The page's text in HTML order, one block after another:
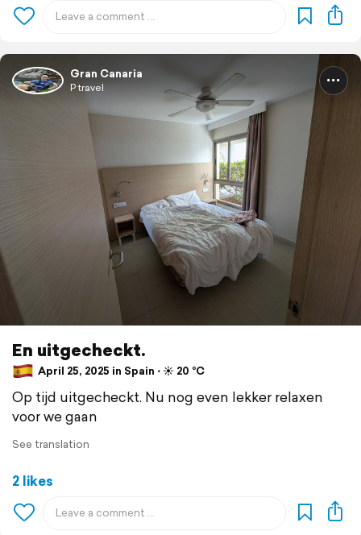
Gran Canaria
P travel
En uitgecheckt.
April 25, 2025 in Spain ⋅ ☀️ 20 °C
Op tijd uitgecheckt. Nu nog even lekker relaxen
voor we gaan
See translation
2 likes